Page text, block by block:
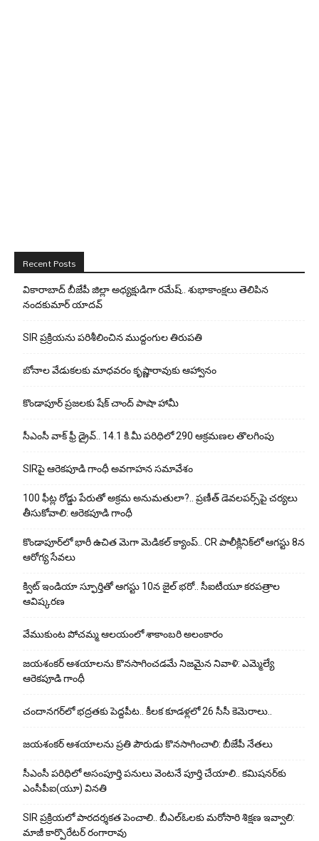
Recent Posts
వికారాబాద్ బీజేపీ జిల్లా అధ్యక్షుడిగా రమేష్‌.. శుభాకాంక్షలు తెలిపిన
నందకుమార్ యాదవ్
SIR ప్రక్రియను పరిశీలించిన ముద్దంగుల తిరుపతి
బోనాల వేడుకలకు మాధవరం కృష్ణారావుకు ఆహ్వానం
కొండాపూర్ ప్రజలకు షేక్ చాంద్ పాషా హామీ
సీఎంసీ వాక్ ఫ్రీ డ్రైవ్.. 14.1 కి.మీ పరిధిలో 290 ఆక్రమణల తొలగింపు
SIRపై ఆరెకపూడి గాంధీ అవగాహన సమావేశం
100 ఫీట్ల రోడ్డు పేరుతో అక్రమ అనుమతులా?.. ప్రణీత్ డెవలపర్స్‌పై చర్యలు
తీసుకోవాలి: ఆరెకపూడి గాంధీ
కొండాపూర్‌లో భారీ ఉచిత మెగా మెడికల్ క్యాంప్.. CR పాలీక్లినిక్‌లో ఆగస్టు 8న
ఆరోగ్య సేవలు
క్విట్ ఇండియా స్ఫూర్తితో ఆగస్టు 10న జైల్ భరో.. సీఐటీయూ కరపత్రాల
ఆవిష్కరణ
వేముకుంట పోచమ్మ ఆలయంలో శాకాంబరి అలంకారం
జయశంకర్ ఆశయాలను కొనసాగించడమే నిజమైన నివాళి: ఎమ్మెల్యే
ఆరెక‌పూడి గాంధీ
చందానగర్‌లో భద్రతకు పెద్దపీట.. కీలక కూడళ్లలో 26 సీసీ కెమెరాలు..
జయశంకర్ ఆశయాలను ప్రతి పౌరుడు కొనసాగించాలి: బీజేపీ నేతలు
సీఎంసీ పరిధిలో అసంపూర్తి పనులు వెంటనే పూర్తి చేయాలి.. కమిషనర్‌కు
ఎంసీపీఐ(యూ) వినతి
SIR ప్రక్రియలో పారదర్శకత పెంచాలి.. బీఎల్ఓలకు మరోసారి శిక్షణ ఇవ్వాలి:
మాజీ కార్పొరేటర్ రంగారావు